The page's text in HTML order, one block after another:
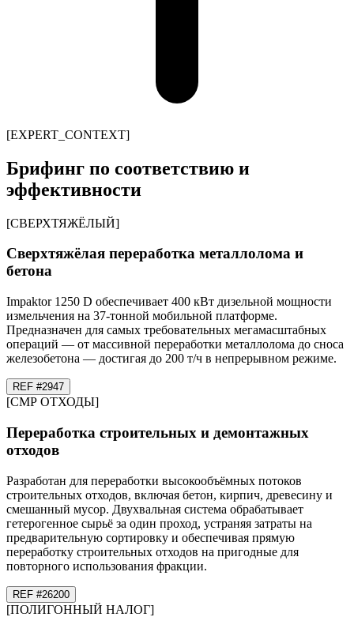
[EXPERT_CONTEXT]
Брифинг по соответствию и
эффективности
[СВЕРХТЯЖЁЛЫЙ]
Сверхтяжёлая переработка металлолома и
бетона
Impaktor 1250 D обеспечивает 400 кВт дизельной мощности
измельчения на 37-тонной мобильной платформе.
Предназначен для самых требовательных мегамасштабных
операций — от массивной переработки металлолома до сноса
железобетона — достигая до 200 т/ч в непрерывном режиме.
REF #2947
[СМР ОТХОДЫ]
Переработка строительных и демонтажных
отходов
Разработан для переработки высокообъёмных потоков
строительных отходов, включая бетон, кирпич, древесину и
смешанный мусор. Двухвальная система обрабатывает
гетерогенное сырьё за один проход, устраняя затраты на
предварительную сортировку и обеспечивая прямую
переработку строительных отходов на пригодные для
повторного использования фракции.
REF #26200
[ПОЛИГОННЫЙ НАЛОГ]